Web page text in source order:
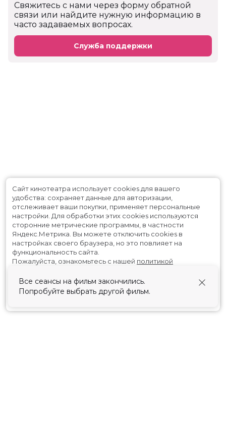
Cвяжитесь с нами через форму обратной
связи или найдите нужную информацию в
часто задаваемых вопросах.
Служба поддержки
Все сеансы на фильм закончились.
Попробуйте выбрать другой фильм.
Сайт кинотеатра использует cookies для вашего
удобства: сохраняет данные для авторизации,
отслеживает ваши покупки, применяет персональные
настройки. Для обработки этих cookies используются
сторонние метрические программы, в частности
Яндекс.Метрика. Вы можете отключить cookies в
настройках своего браузера, но это повлияет на
функциональность сайта.
Пожалуйста, ознакомьтесь с нашей политикой
Принять